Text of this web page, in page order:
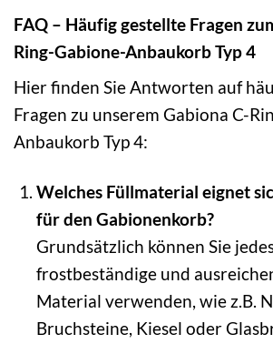
FAQ – Häufig gestellte Fragen
Ring-Gabione-Anbaukorb Typ 4
Hier finden Sie Antworten auf
Fragen zu unserem Gabiona C-
Anbaukorb Typ 4:
Welches Füllmaterial eignet
für den Gabionenkorb?
Grundsätzlich können Sie
frostbeständige und
Material verwenden, wie z.B.
Bruchsteine, Kiesel oder